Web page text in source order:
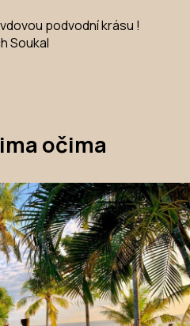
podvodní krásu !
Soukal
očima